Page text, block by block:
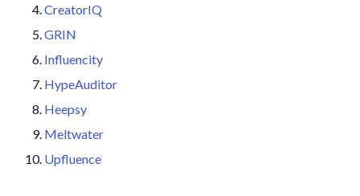
CreatorIQ
GRIN
Influencity
HypeAuditor
Heepsy
Meltwater
Upfluence